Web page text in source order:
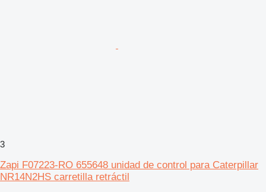
3
Zapi F07223-RO 655648 unidad de control para Caterpillar
NR14N2HS carretilla retráctil